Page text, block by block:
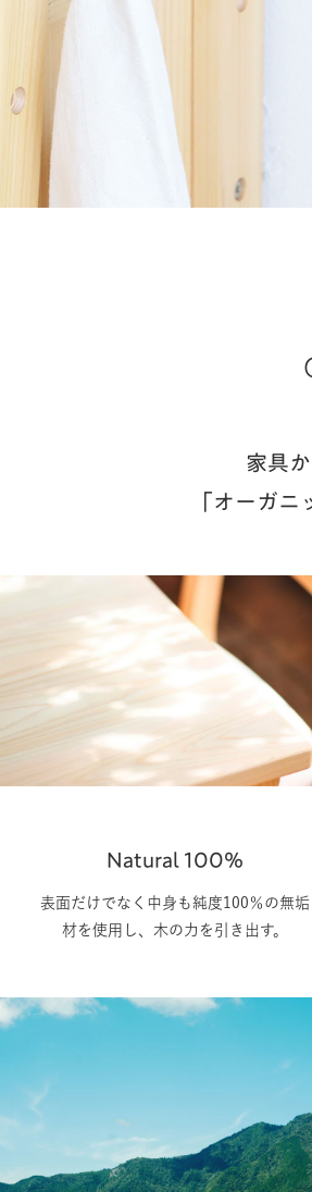
家具
「オーガ
Natural 100%
表面だけでなく中身も純度100％の無垢
材を使用し、木の力を引き出す。